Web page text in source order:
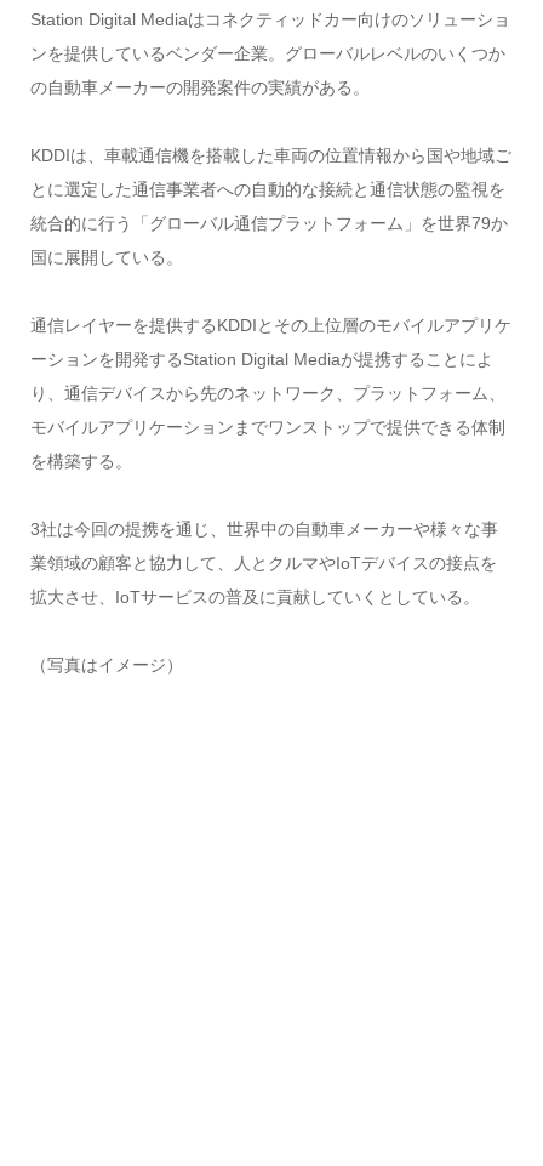
Station Digital Mediaはコネクティッドカー向けのソリューショ
ンを提供しているベンダー企業。グローバルレベルのいくつか
の自動車メーカーの開発案件の実績がある。
KDDIは、車載通信機を搭載した車両の位置情報から国や地域ご
とに選定した通信事業者への自動的な接続と通信状態の監視を
統合的に行う「グローバル通信プラットフォーム」を世界79か
国に展開している。
通信レイヤーを提供するKDDIとその上位層のモバイルアプリケ
ーションを開発するStation Digital Mediaが提携することによ
り、通信デバイスから先のネットワーク、プラットフォーム、
モバイルアプリケーションまでワンストップで提供できる体制
を構築する。
3社は今回の提携を通じ、世界中の自動車メーカーや様々な事
業領域の顧客と協力して、人とクルマやIoTデバイスの接点を
拡大させ、IoTサービスの普及に貢献していくとしている。
（写真はイメージ）